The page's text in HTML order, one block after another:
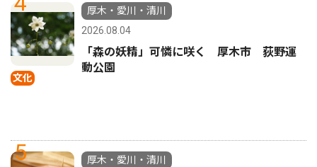
文化
厚木・愛川・清川
2026.08.04
「森の妖精」可憐に咲く 厚木市 荻野運
動公園
5
厚木・愛川・清川